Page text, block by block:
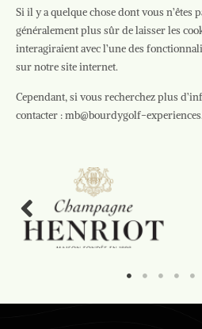
Si il y a quelque chose dont vous n’êtes
généralement plus sûr de laisser les
interagiraient avec l’une des
sur notre site internet.
Cependant, si vous recherchez plus
contacter : mb@bourdygolf-